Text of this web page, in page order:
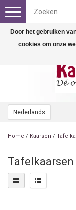
Nederlands
Toggle
navigation
Home / Kaarsen /
Door het gebruiken
cookies om onze